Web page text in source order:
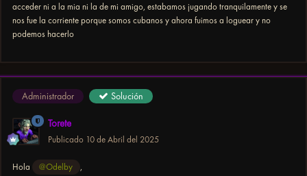
acceder ni a la mia ni la de mi amigo, estabamos jugando tranquilamente y se
nos fue la corriente porque somos cubanos y ahora fuimos a loguear y no
podemos hacerlo
Administrador Solución
Torete
Publicado 10 de Abril del 2025
Hola @Odelby ,